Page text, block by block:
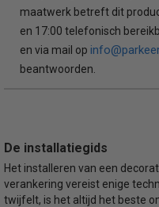
maatwerk betreft dit
en 17:00 telefonisch
en via mail op
beantwoorden.
De installatiegids
Het installeren van een
verankering vereist enige
twijfelt, is het altijd het beste